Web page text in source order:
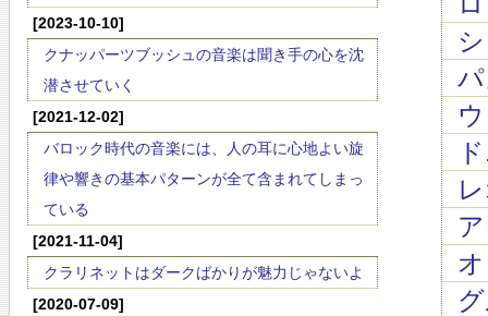
[2023-10-10]
クナッパーツブッシュの音楽は聞き手の心を沈
潜させていく
[2021-12-02]
バロック時代の音楽には、人の耳に心地よい旋
律や響きの基本パターンが全て含まれてしまっ
ている
[2021-11-04]
クラリネットはダークばかりが魅力じゃないよ
[2020-07-09]